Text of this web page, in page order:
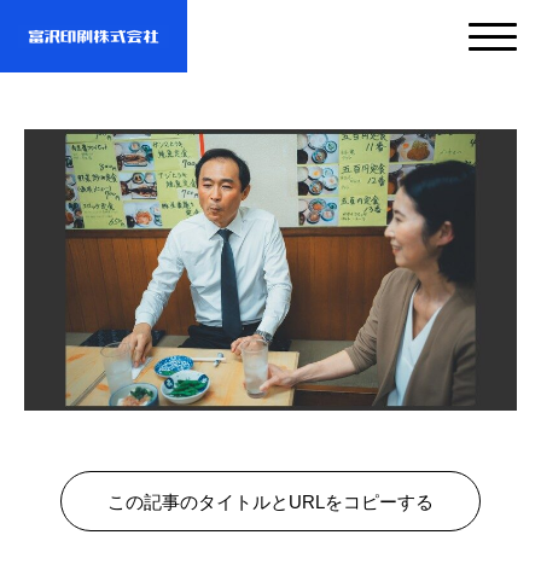
- サービスTOP
- 映像・動画制作
- ぎぞらーず
- デザイン
企業情報
- 企業情報TOP
- ごあいさつ
- 会社概要
- すべての実績
お問い合わせ・資料DL
- お問い合わせTOP
わたしたちについて
この記事のタイトルとURLをコピーする